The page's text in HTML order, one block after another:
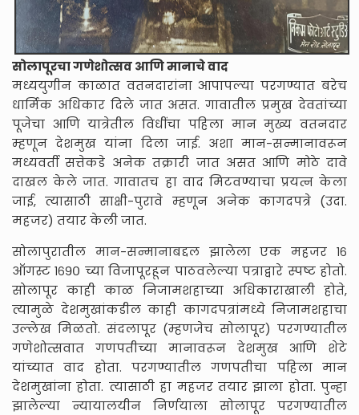
सोलापूरचा गणेशोत्सव आणि मानाचे वाद
मध्ययुगीन काळात वतनदारांना आपापल्या परगण्यात बरेच
धार्मिक अधिकार दिले जात असत. गावातील प्रमुख देवतांच्या
पूजेचा आणि यात्रेतील विधींचा पहिला मान मुख्य वतनदार
म्हणून देशमुख यांना दिला जाई. अशा मान-सन्मानावरून
मध्यवर्ती सत्तेकडे अनेक तक्रारी जात असत आणि मोठे दावे
दाखल केले जात. गावातच हा वाद मिटवण्याचा प्रयत्न केला
जाई, त्यासाठी साक्षी-पुरावे म्हणून अनेक कागदपत्रे (उदा.
महजर) तयार केली जात.
सोलापुरातील मान-सन्मानाबद्दल झालेला एक महजर १६
ऑगस्ट १६९० च्या विजापूरहून पाठवलेल्या पत्राद्वारे स्पष्ट होतो.
सोलापूर काही काळ निजामशहाच्या अधिकाराखाली होते,
त्यामुळे देशमुखांकडील काही कागदपत्रांमध्ये निजामशहाचा
उल्लेख मिळतो. संदलापूर (म्हणजेच सोलापूर) परगण्यातील
गणेशोत्सवात गणपतीच्या मानावरून देशमुख आणि शेटे
यांच्यात वाद होता. परगण्यातील गणपतीचा पहिला मान
देशमुखांना होता. त्यासाठी हा महजर तयार झाला होता. पुन्हा
झालेल्या न्यायालयीन निर्णयाला सोलापूर परगण्यातील